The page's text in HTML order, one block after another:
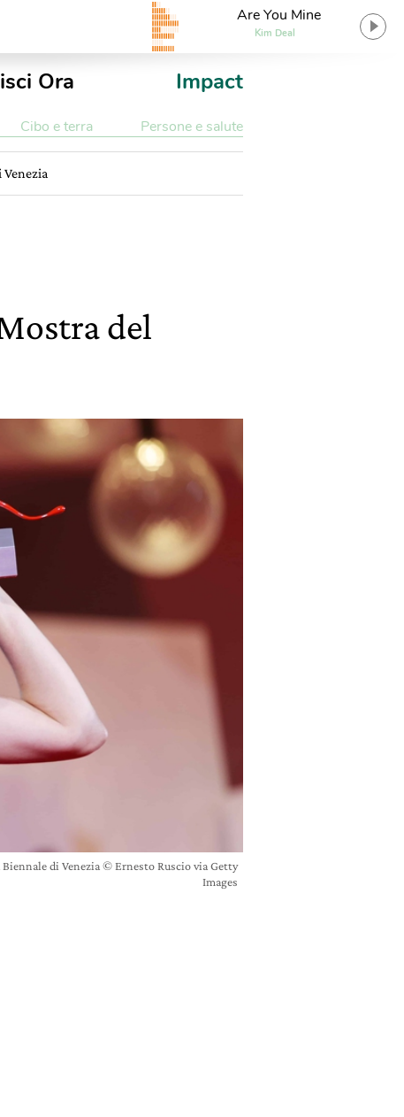
Are You Mine
Kim Deal
Ora Impact
Cibo e terra Persone e salute
del
di Venezia © Ernesto Ruscio via Getty
Images